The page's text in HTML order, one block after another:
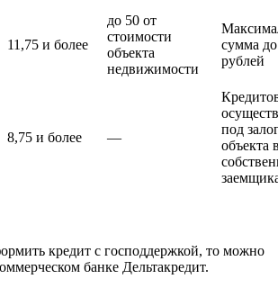
11,75 и более
до 50 от
стоимости
объекта
недвижимости
сумма
рублей
8,75 и более —
под
объекта
кредит с господдержкой, то можно
банке Дельтакредит.